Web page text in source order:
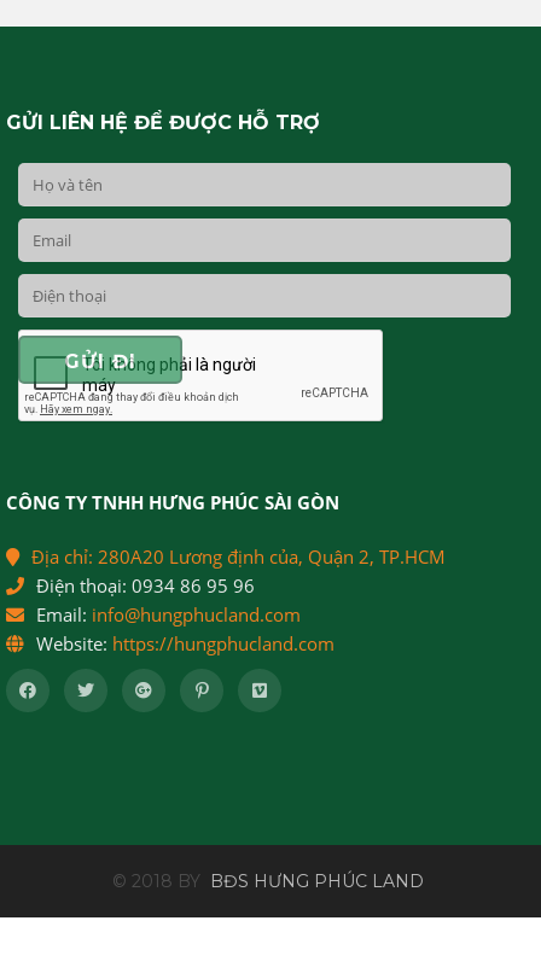
GỬI LIÊN HỆ ĐỂ ĐƯỢC HỖ TRỢ
CÔNG TY TNHH HƯNG PHÚC SÀI GÒN
Địa chỉ: 280A20 Lương định của, Quận 2, TP.HCM
Điện thoại: 0934 86 95 96
Email: info@hungphucland.com
Website: https://hungphucland.com
© 2018 BY BĐS HƯNG PHÚC LAND